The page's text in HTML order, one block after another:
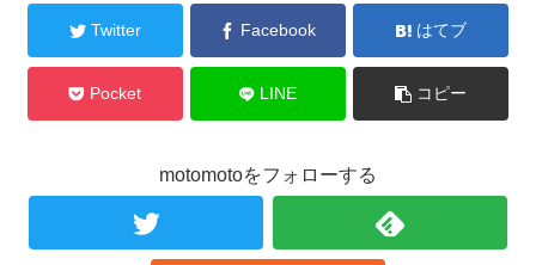
Twitter Facebook はてブ
Pocket LINE コピー
motomotoをフォローする